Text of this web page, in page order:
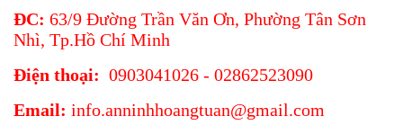
ĐC: 63/9 Đường Trần Văn Ơn, Phường Tân Sơn
Nhì, Tp.Hồ Chí Minh
Điện thoại: 0903041026 - 02862523090
Email: info.anninhhoangtuan@gmail.com